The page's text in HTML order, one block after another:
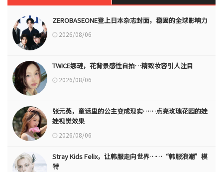
ZEROBASEONE登上日本杂志封面，稳固的全球影响力
2026/08/06
TWICE娜璉，花背景感性自拍…精致妆容引人注目
2026/08/06
张元英，童话里的公主变成现实……点亮玫瑰花园的娃
娃视觉效果
2026/08/06
Stray Kids Felix，让韩服走向世界……“韩服浪潮”模
特